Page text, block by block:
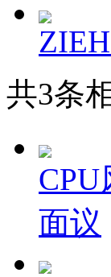
共3条
CPU
面议